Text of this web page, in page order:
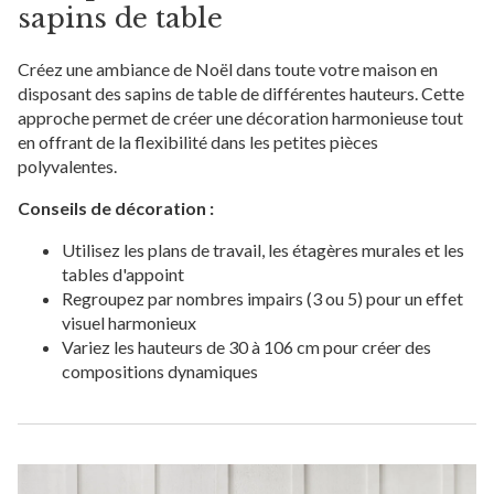
sapins de table
Créez une ambiance de Noël dans toute votre maison en
disposant des sapins de table de différentes hauteurs. Cette
approche permet de créer une décoration harmonieuse tout
en offrant de la flexibilité dans les petites pièces
polyvalentes.
Conseils de décoration :
Utilisez les plans de travail, les étagères murales et les
tables d'appoint
Regroupez par nombres impairs (3 ou 5) pour un effet
visuel harmonieux
Variez les hauteurs de 30 à 106 cm pour créer des
compositions dynamiques